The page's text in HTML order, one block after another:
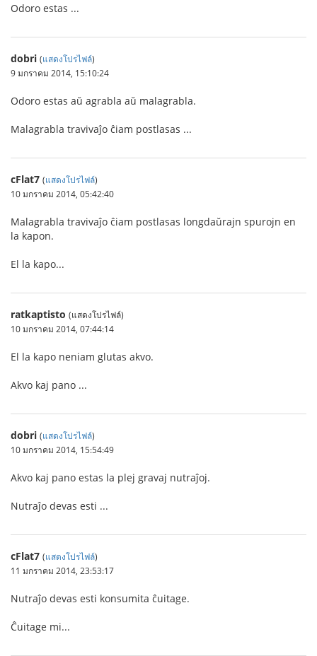
Odoro estas ...
dobri (แสดงโปรไฟล์)
9 มกราคม 2014, 15:10:24
Odoro estas aŭ agrabla aŭ malagrabla.
Malagrabla travivaĵo ĉiam postlasas ...
cFlat7 (แสดงโปรไฟล์)
10 มกราคม 2014, 05:42:40
Malagrabla travivaĵo ĉiam postlasas longdaŭrajn spurojn en
la kapon.
El la kapo...
ratkaptisto (แสดงโปรไฟล์)
10 มกราคม 2014, 07:44:14
El la kapo neniam glutas akvo.
Akvo kaj pano ...
dobri (แสดงโปรไฟล์)
10 มกราคม 2014, 15:54:49
Akvo kaj pano estas la plej gravaj nutraĵoj.
Nutraĵo devas esti ...
cFlat7 (แสดงโปรไฟล์)
11 มกราคม 2014, 23:53:17
Nutraĵo devas esti konsumita ĉuitage.
Ĉuitage mi...